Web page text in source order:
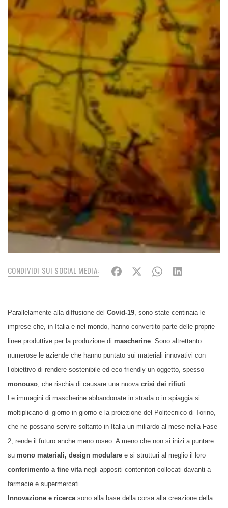
CONDIVIDI SUI SOCIAL MEDIA:
Parallelamente alla diffusione del Covid-19, sono state centinaia le
imprese che, in Italia e nel mondo, hanno convertito parte delle proprie
linee produttive per la produzione di mascherine. Sono altrettanto
numerose le aziende che hanno puntato sui materiali innovativi con
l’obiettivo di rendere sostenibile ed eco-friendly un oggetto, spesso
monouso, che rischia di causare una nuova crisi dei rifiuti.
Le immagini di mascherine abbandonate in strada o in spiaggia si
moltiplicano di giorno in giorno e la proiezione del Politecnico di Torino,
che ne possano servire soltanto in Italia un miliardo al mese nella Fase
2, rende il futuro anche meno roseo. A meno che non si inizi a puntare
su mono materiali, design modulare e si strutturi al meglio il loro
conferimento a fine vitanegli appositi contenitori collocati davanti a
farmacie e supermercati.
Innovazione e ricercasono alla base della corsa alla creazione della